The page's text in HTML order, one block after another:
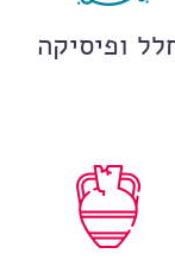
ופיסיקה